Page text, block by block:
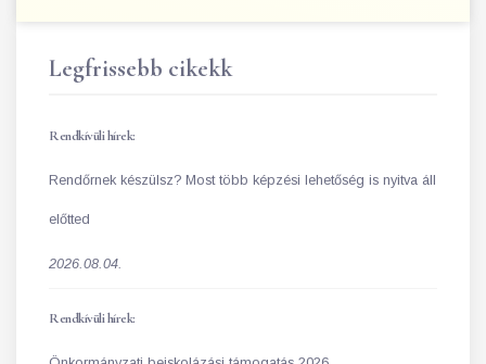
Legfrissebb cikekk
Rendkívüli hírek:
Rendőrnek készülsz? Most több képzési lehetőség is nyitva áll
előtted
2026.08.04.
Rendkívüli hírek: